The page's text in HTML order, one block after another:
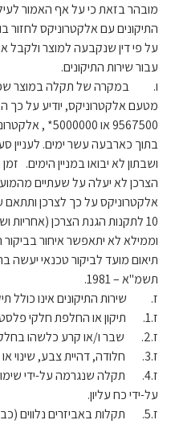
מובהר בזאת כי על אף האמור
התיקונים עם אלקטרוניקס
על פי דין שנקבעה למוצר
עבור שירות התיקונים.
ו. במקרה של תקלה במוצר
9567500 או
בתוך כארבעה עשר ימים. לעניין
ושבתון לא יבואו במניין הימים.
הצרכן לא יעלה על שעתיים
אלקטרוניקס על כך לצרכן
וממילא לא יתאפשר איחור
תשמ"א – 1981.
ז. שירות התיקונים אינו כולל
ז.1. תיקון או החלפת חלקי פלסטיק, זכוכית, פח וגומי.
ז.2. שבר ו/או קרע כלשהו בחלקי המוצר.
ז.3. חלודה, דהיית צבע, שינוי או אובדן גוון/צבע.
ז.4. תקלה שנגרמה על-ידי
על-ידי כח עליון.